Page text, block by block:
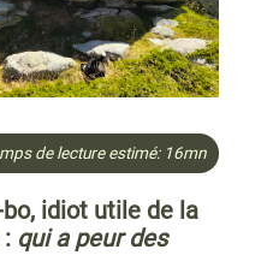
de lecture estimé: 16mn
bo, idiot utile de la
qui a peur des